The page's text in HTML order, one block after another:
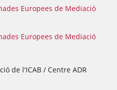
Europees de Mediació
Europees de Mediació
de l'ICAB / Centre ADR